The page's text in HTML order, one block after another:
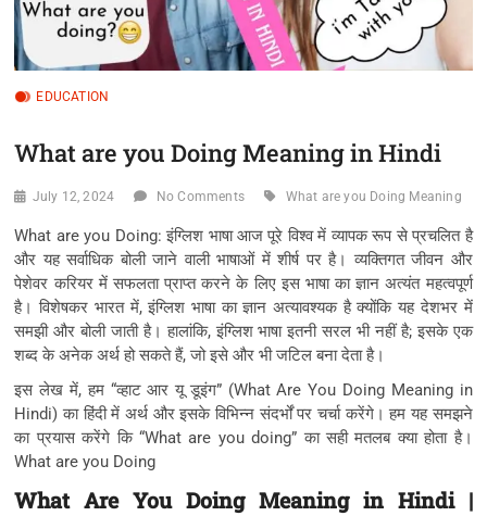
EDUCATION
What are you Doing Meaning in Hindi
July 12, 2024 No Comments What are you Doing Meaning
What are you Doing: इंग्लिश भाषा आज पूरे विश्व में व्यापक रूप से प्रचलित है
और यह सर्वाधिक बोली जाने वाली भाषाओं में शीर्ष पर है। व्यक्तिगत जीवन और
पेशेवर करियर में सफलता प्राप्त करने के लिए इस भाषा का ज्ञान अत्यंत महत्वपूर्ण
है। विशेषकर भारत में, इंग्लिश भाषा का ज्ञान अत्यावश्यक है क्योंकि यह देशभर में
समझी और बोली जाती है। हालांकि, इंग्लिश भाषा इतनी सरल भी नहीं है; इसके एक
शब्द के अनेक अर्थ हो सकते हैं, जो इसे और भी जटिल बना देता है।
इस लेख में, हम “व्हाट आर यू डूइंग” (What Are You Doing Meaning in
Hindi) का हिंदी में अर्थ और इसके विभिन्न संदर्भों पर चर्चा करेंगे। हम यह समझने
का प्रयास करेंगे कि “What are you doing” का सही मतलब क्या होता है।
What are you Doing
What Are You Doing Meaning in Hindi |